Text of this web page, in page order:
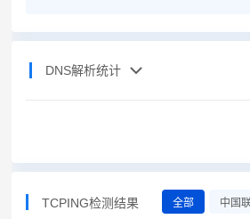
DNS解析统计
TCPING检测结果 全部 中国